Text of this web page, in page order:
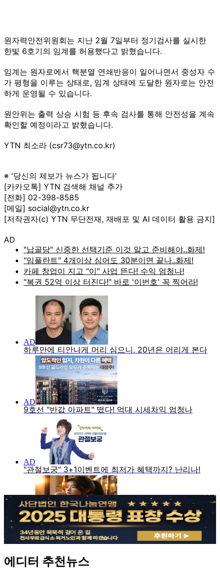
원자력안전위원회는 지난 2월 7일부터 정기검사를 실시한
한빛 6호기의 임계를 허용했다고 밝혔습니다.
임계는 원자로에서 핵분열 연쇄반응이 일어나면서 중성자 수
가 평형을 이루는 상태로, 임계 상태에 도달한 원자로는 안전
하게 운영될 수 있습니다.
원안위는 출력 상승 시험 등 후속 검사를 통해 안전성을 계속
확인할 예정이라고 밝혔습니다.
YTN 최소라 (csr73@ytn.co.kr)
※ '당신의 제보가 뉴스가 됩니다'
[카카오톡] YTN 검색해 채널 추가
[전화] 02-398-8585
[메일] social@ytn.co.kr
[저작권자(c) YTN 무단전재, 재배포 및 AI 데이터 활용 금지]
AD
에디터 추천뉴스